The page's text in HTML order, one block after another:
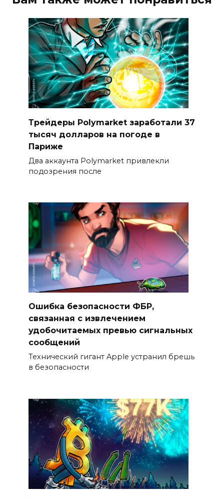
Трейдеры Polymarket заработали 37
тысяч долларов на погоде в
Париже
Два аккаунта Polymarket привлекли
подозрения после
Ошибка безопасности ФБР,
связанная с извлечением
удобочитаемых превью сигнальных
сообщений
Технический гигант Apple устранил брешь
в безопасности